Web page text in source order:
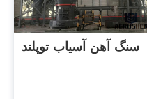
سنگ آهن آسیاب توپلند